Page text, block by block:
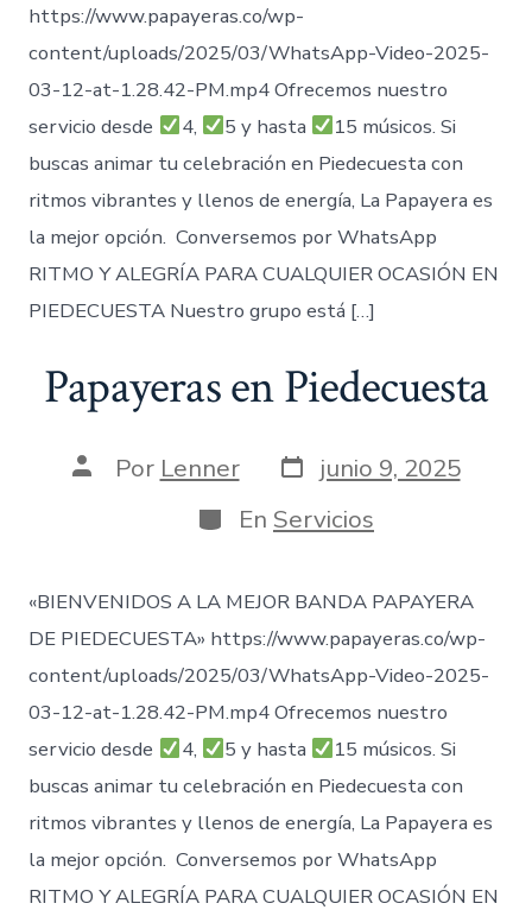
https://www.papayeras.co/wp-
content/uploads/2025/03/WhatsApp-Video-2025-
03-12-at-1.28.42-PM.mp4 Ofrecemos nuestro
servicio desde
4, 5 y hasta
15 músicos. Si
buscas animar tu celebración en Piedecuesta con
ritmos vibrantes y llenos de energía, La Papayera es
la mejor opción. Conversemos por WhatsApp
RITMO Y ALEGRÍA PARA CUALQUIER OCASIÓN EN
PIEDECUESTA Nuestro grupo está […]
Papayeras en Piedecuesta
AutorPor Lenner Fecha
de
publicación
junio 9, 2025
Categorías
En Servicios
«BIENVENIDOS A LA MEJOR BANDA PAPAYERA
DE PIEDECUESTA» https://www.papayeras.co/wp-
content/uploads/2025/03/WhatsApp-Video-2025-
03-12-at-1.28.42-PM.mp4 Ofrecemos nuestro
servicio desde
4, 5 y hasta
15 músicos. Si
buscas animar tu celebración en Piedecuesta con
ritmos vibrantes y llenos de energía, La Papayera es
la mejor opción. Conversemos por WhatsApp
RITMO Y ALEGRÍA PARA CUALQUIER OCASIÓN EN